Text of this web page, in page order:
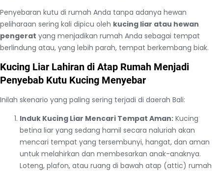
Penyebaran kutu di rumah Anda tanpa adanya hewan
peliharaan sering kali dipicu oleh kucing liar atau hewan
pengerat yang menjadikan rumah Anda sebagai tempat
berlindung atau, yang lebih parah, tempat berkembang biak.
Kucing Liar Lahiran di Atap Rumah Menjadi
Penyebab Kutu Kucing Menyebar
Inilah skenario yang paling sering terjadi di daerah Bali:
Induk Kucing Liar Mencari Tempat Aman: Kucing
betina liar yang sedang hamil secara naluriah akan
mencari tempat yang tersembunyi, hangat, dan aman
untuk melahirkan dan membesarkan anak-anaknya.
Loteng, plafon, atau ruang di bawah atap (attic) rumah